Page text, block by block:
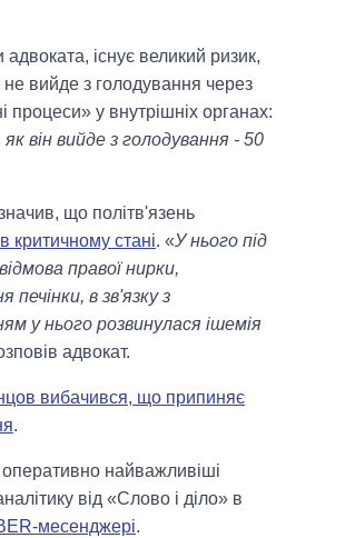
існує великий ризик,
вийде з голодування через
процеси» у внутрішніх органах:
він вийде з голодування - 50
що політв'язень
критичному стані. «У нього під
правої нирки,
печінки, в зв'язку з
у нього розвинулася ішемія
адвокат.
вибачився, що припиняє
.
найважливіші
від «Слово і діло» в
месенджері.